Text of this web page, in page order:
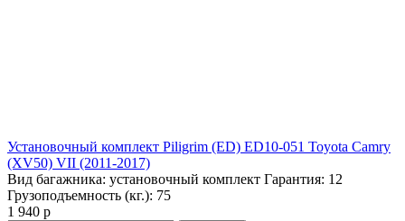
Установочный комплект Piligrim (ED) ED10-051 Toyota Camry
(XV50) VII (2011-2017)
Вид багажника: установочный комплект Гарантия: 12
Грузоподъемность (кг.): 75
1 940 р